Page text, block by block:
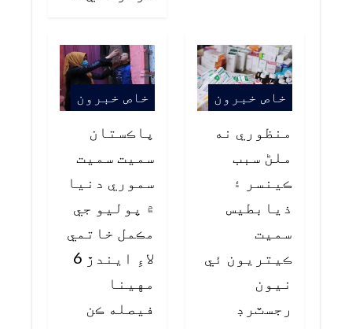
خاص خبرون
منظوري نه
ملڻ سبب
ڪينسر ۽
ذيابطيس
سميت
ڪيتريون ئي
نيون
رجسٽرڊ
خاص خبرون
پاڪستان
سميت سميت
سموري دنيا
۾ پوليو جي
مڪمل خاتمي
لاءِ ايندڙ 6
مهينا
فيصله ڪن